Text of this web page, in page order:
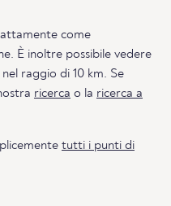
come
È inoltre possibile vedere
raggio di 10 km. Se
ricerca o la ricerca a
tutti i punti di